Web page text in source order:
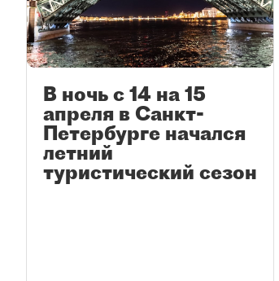
В ночь с 14 на 15
апреля в Санкт-
Петербурге начался
летний
туристический сезон